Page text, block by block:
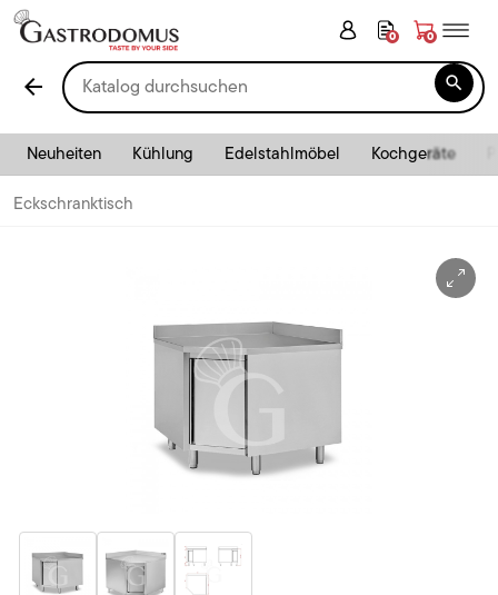
0 0
arrow_back 
Neuheiten Kühlung Edelstahlmöbel Kochgeräte
Eckschranktisch